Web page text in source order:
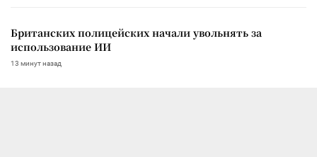
Британских полицейских начали увольнять за
использование ИИ
13 минут назад